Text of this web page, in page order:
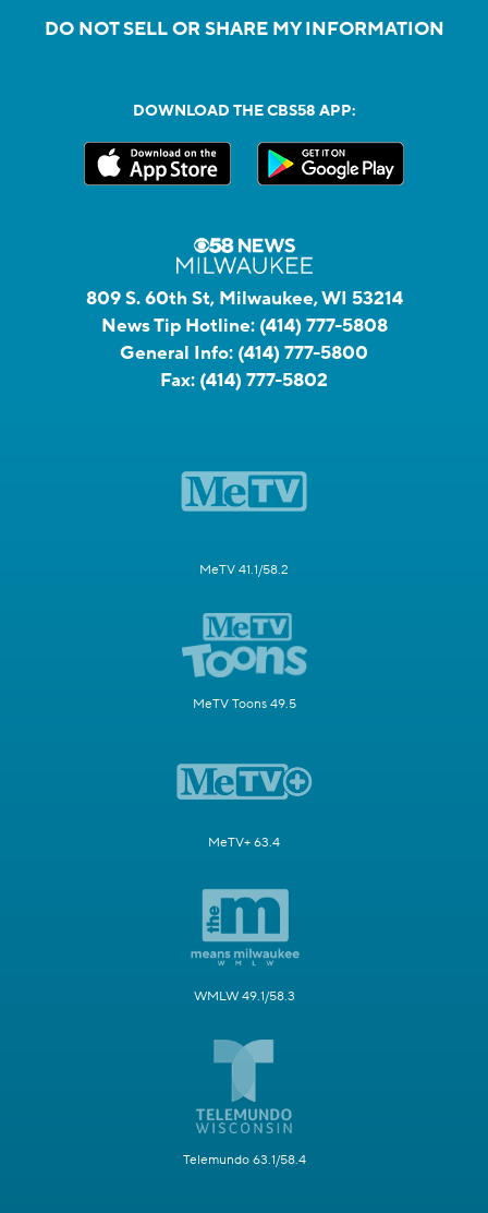
DO NOT SELL OR SHARE MY INFORMATION
DOWNLOAD THE CBS58 APP:
809 S. 60th St, Milwaukee, WI 53214
News Tip Hotline: (414) 777-5808
General Info: (414) 777-5800
Fax: (414) 777-5802
MeTV 41.1/58.2
MeTV Toons 49.5
MeTV+ 63.4
WMLW 49.1/58.3
Telemundo 63.1/58.4